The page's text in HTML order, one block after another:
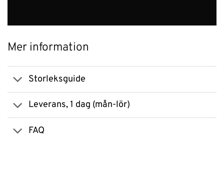
Mer information
Storleksguide
Leverans, 1 dag (mån-lör)
FAQ